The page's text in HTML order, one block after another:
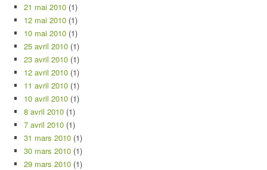
21 mai 2010 (1)
12 mai 2010 (1)
10 mai 2010 (1)
25 avril 2010 (1)
23 avril 2010 (1)
12 avril 2010 (1)
11 avril 2010 (1)
10 avril 2010 (1)
8 avril 2010 (1)
7 avril 2010 (1)
31 mars 2010 (1)
30 mars 2010 (1)
29 mars 2010 (1)